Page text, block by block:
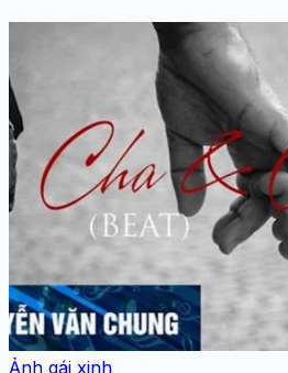
Ảnh gái xinh